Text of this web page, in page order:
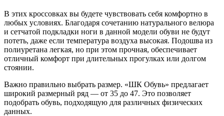
В этих кроссовках вы будете чувствовать себя комфортно в
любых условиях. Благодаря сочетанию натурального велюра
и сетчатой подкладки ноги в данной модели обуви не будут
потеть, даже если температура воздуха высокая. Подошва из
полиуретана легкая, но при этом прочная, обеспечивает
отличный комфорт при длительных прогулках или долгом
стоянии.
Важно правильно выбрать размер. «ШК Обувь» предлагает
широкий размерный ряд — от 35 до 47. Это позволяет
подобрать обувь, подходящую для различных физических
данных.